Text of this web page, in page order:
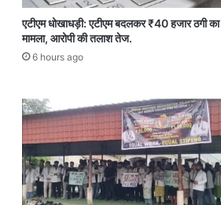
एटीएम धोखाधड़ी: एटीएम बदलकर ₹40 हजार ठगी का
मामला, आरोपी की तलाश तेज.
6 hours ago